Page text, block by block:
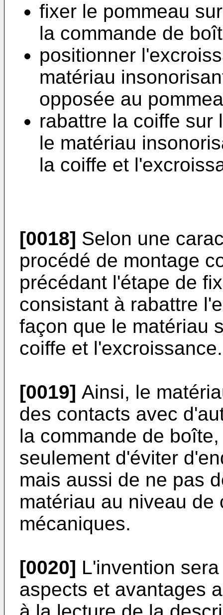
fixer le pommeau
la commande de
positionner
matériau
opposée au
rabattre la coiffe sur
le matériau
la coiffe et
[0018] Selon une
procédé de montage
précédant l'étape de
consistant à rabattre
façon que le matériau
coiffe et l'excroissance.
[0019] Ainsi, le
des contacts avec
la commande de
seulement d'éviter
mais aussi de ne pas
matériau au niveau de
mécaniques.
[0020] L'invention
aspects et avantages